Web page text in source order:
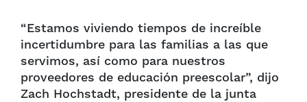
“Estamos viviendo tiempos de increíble
incertidumbre para las familias a las que
servimos, así como para nuestros
proveedores de educación preescolar”, dijo
Zach Hochstadt, presidente de la junta